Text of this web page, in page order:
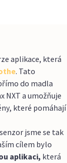
aplikace, která
. Tato
do madla
NXT a umožňuje
které pomáhají
jsme se tak
cílem bylo
aplikaci, která